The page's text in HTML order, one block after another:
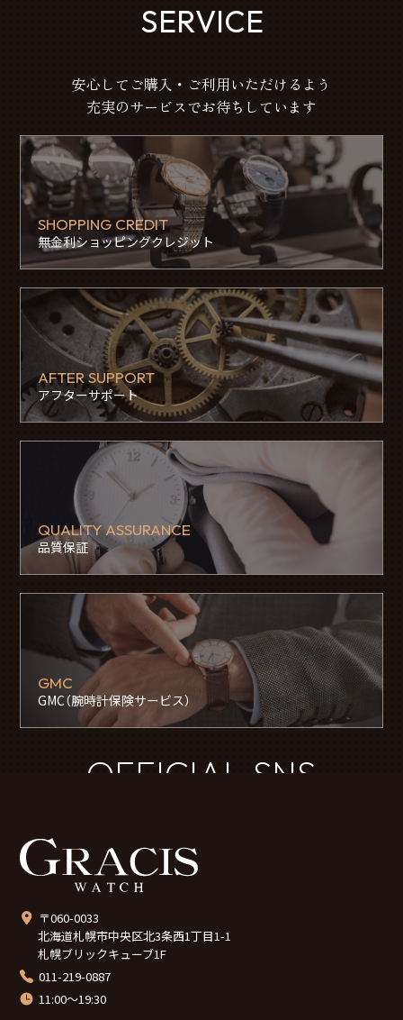
SERVICE
安心してご購入・ご利用いただけるよう
充実のサービスでお待ちしています
SHOPPING CREDIT
無金利ショッピングクレジット
AFTER SUPPORT
アフターサポート
QUALITY ASSURANCE
品質保証
GMC
GMC（腕時計保険サービス）
OFFICIAL SNS
〒060-0033
北海道札幌市中央区北3条西1丁目1-1
札幌ブリックキューブ1F
011-219-0887
11:00～19:30